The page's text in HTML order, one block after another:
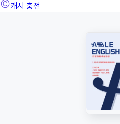
캐시 충전